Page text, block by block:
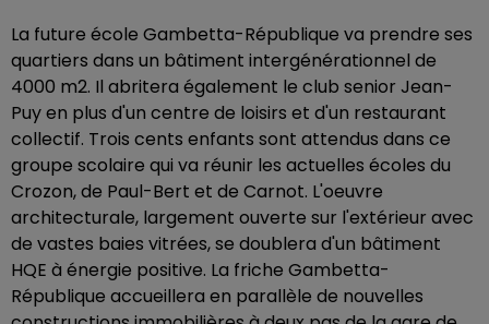
La future école Gambetta-République va prendre ses
quartiers dans un bâtiment intergénérationnel de
4000 m2. Il abritera également le club senior Jean-
Puy en plus d'un centre de loisirs et d'un restaurant
collectif. Trois cents enfants sont attendus dans ce
groupe scolaire qui va réunir les actuelles écoles du
Crozon, de Paul-Bert et de Carnot. L'oeuvre
architecturale, largement ouverte sur l'extérieur avec
de vastes baies vitrées, se doublera d'un bâtiment
HQE à énergie positive. La friche Gambetta-
République accueillera en parallèle de nouvelles